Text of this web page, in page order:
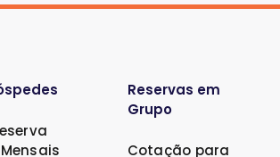
Reservas em
Grupo
Cotação para